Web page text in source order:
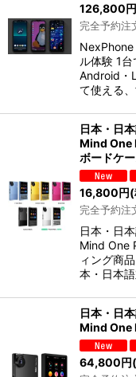
126,800円
完全予約注
NexPhone
ル体験 1
Android・
て使える
日本・日
Mind One
ボードケー
16,800円
完全予約注
日本・日
Mind One
ィング商
本・日本
日本・日
Mind One
64,800円